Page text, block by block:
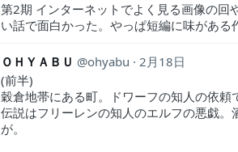
第2期 インターネットでよく見る画像の回
い話で面白かった。やっぱ短編に味がある
ＯＨＹＡＢＵ ohyabu
2月18日
(前半)
穀倉地帯にある町。ドワーフの知人の依頼
伝説はフリーレンの知人のエルフの悪戯。
が。